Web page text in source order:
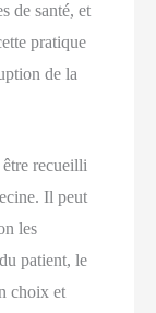
de santé, et
pratique
de la
recueilli
Il peut
les
patient, le
choix et